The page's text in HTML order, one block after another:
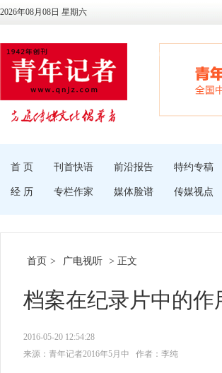
2026年08月08日 星期六
首 页 刊首快语 前沿报告 特约专稿
经 历 专栏作家 媒体脸谱 传媒视点
首页 > 广电视听 > 正文
档案在纪录片中的作
2016-05-20 12:54:28
来源：青年记者2016年5月中
作者：李纯